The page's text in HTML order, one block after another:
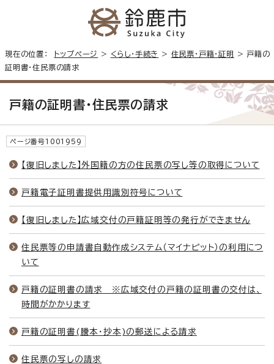
現在の位置： トップページ > くらし・手続き > 住民票・戸籍・証明
> 戸籍の
証明書・住民票の請求
戸籍の証明書・住民票の請求
ページ番号1001959
【復旧しました】外国籍の方の住民票の写し等の取得について
戸籍電子証明書提供用識別符号について
【復旧しました】広域交付の戸籍証明等の発行ができません
住民票等の申請書自動作成システム（マイナピット）の利用につ
いて
戸籍の証明書の請求 ※広域交付の戸籍の証明書の交付は、
時間がかかります
戸籍の証明書(謄本・抄本)の郵送による請求
住民票の写しの請求